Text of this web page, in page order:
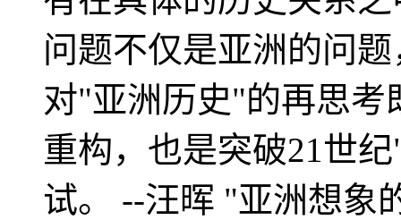
问题不仅是亚洲的问
对"亚洲历史"的再思考
重构，也是突破21世
试。 --汪晖 "亚洲想象